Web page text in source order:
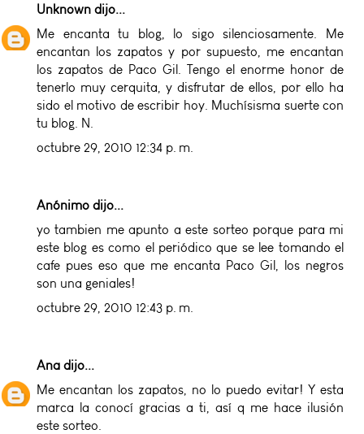
Unknown dijo...
Me encanta tu blog, lo sigo silenciosamente. Me
encantan los zapatos y por supuesto, me encantan
los zapatos de Paco Gil. Tengo el enorme honor de
tenerlo muy cerquita, y disfrutar de ellos, por ello ha
sido el motivo de escribir hoy. Muchísisma suerte con
tu blog. N.
octubre 29, 2010 12:34 p. m.
Anónimo dijo...
yo tambien me apunto a este sorteo porque para mi
este blog es como el periódico que se lee tomando el
cafe pues eso que me encanta Paco Gil, los negros
son una geniales!
octubre 29, 2010 12:43 p. m.
Ana dijo...
Me encantan los zapatos, no lo puedo evitar! Y esta
marca la conocí gracias a ti, así q me hace ilusión
este sorteo.